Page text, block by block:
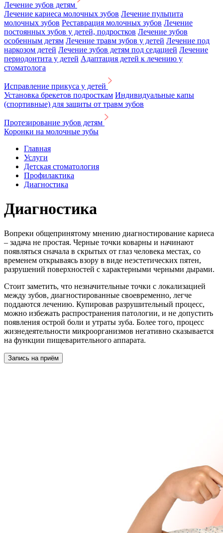
Лечение зубов детям
Лечение кариеса молочных зубов Лечение пульпита
молочных зубов Реставрация молочных зубов Лечение
постоянных зубов у детей, подростков Лечение зубов
особенным детям Лечение травм зубов у детей Лечение под
наркозом детей Лечение зубов детям под седацией Лечение
периодонтита у детей Адаптация детей к лечению у
стоматолога
Исправление прикуса у детей
Установка брекетов подросткам Индивидуальные капы
(спортивные) для защиты от травм зубов
Протезирование зубов детям
Коронки на молочные зубы
Главная
Услуги
Детская стоматология
Профилактика
Диагностика
Диагностика
Вопреки общепринятому мнению диагностирование кариеса
– задача не простая. Черные точки коварны и начинают
появляться сначала в скрытых от глаз человека местах, со
временем открываясь взору в виде неэстетических пятен,
разрушений поверхностей с характерными черными дырами.
Стоит заметить, что незначительные точки с локализацией
между зубов, диагностированные своевременно, легче
поддаются лечению. Купировав разрушительный процесс,
можно избежать распространения патологии, и не допустить
появления острой боли и утраты зуба. Более того, процесс
жизнедеятельности микроорганизмов негативно сказывается
на функции пищеварительного аппарата.
Запись на приём